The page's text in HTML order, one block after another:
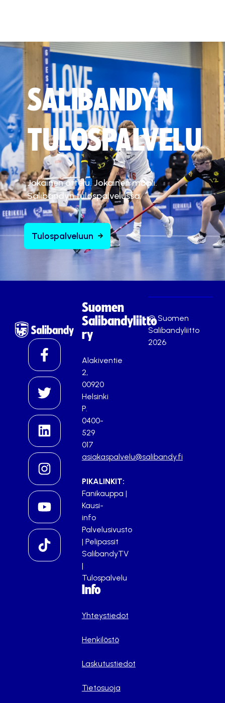
SALIBANDYN
TULOSPALVELU
Jokainen ottelu. Jokainen maali.
Salibandyn tulospalvelussa.
Tulospalveluun
Suomen
Salibandyliitto
ry
Alakiventie
2,
00920
Helsinki
P.
0400-
529
017
asiakaspalvelu@salibandy.fi
PIKALINKIT:
Fanikauppa |
Kausi-
info
Palvelusivusto
| Pelipassit
SalibandyTV
|
Tulospalvelu
Info
Yhteystiedot
Henkilöstö
Laskutustiedot
Tietosuoja
© Suomen
Salibandyliitto
2026